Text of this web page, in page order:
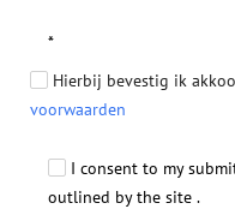
*
Hierbij bevestig ik
voorwaarden
I consent to my
outlined by the site .